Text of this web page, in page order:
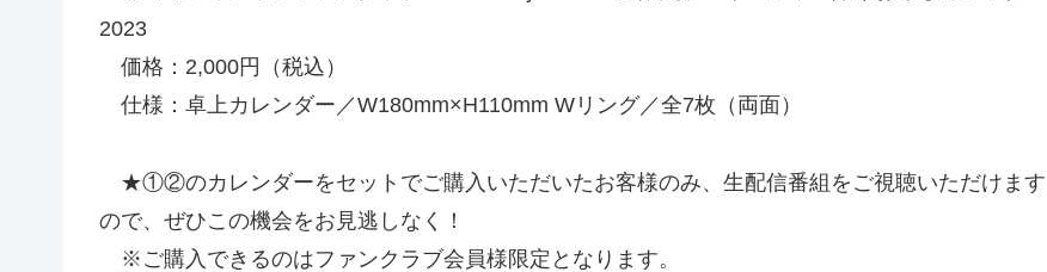
2023
価格：2,000円（税込）
仕様：卓上カレンダー／W180mm×H110mm Wリング／全7枚（両面）
★①②のカレンダーをセットでご購入いただいたお客様のみ、生配信番組をご視聴いただけます
ので、ぜひこの機会をお見逃しなく！
※ご購入できるのはファンクラブ会員様限定となります。